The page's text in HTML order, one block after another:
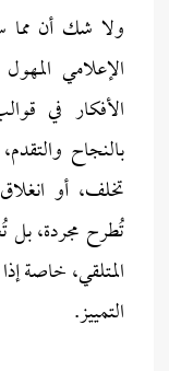
ولا شك أن مما
الإعلامي
الأفكار في
بالنجاح
تخلف، أو
تُطرح مجردة، بل
المتلقي، خاصة
التمييز.